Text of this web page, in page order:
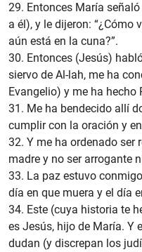
29. Entonces María
a él), y le dijeron:
aún está en la cuna?”.
30. Entonces (Jesús)
siervo de Al-lah, me ha
Evangelio) y me ha hecho
31. Me ha bendecido allí
cumplir con la oración y
32. Y me ha ordenado ser
madre y no ser arrogante
33. La paz estuvo
día en que muera y el día
34. Este (cuya historia te
es Jesús, hijo de María. Y
dudan (y discrepan los